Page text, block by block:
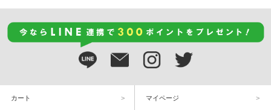
カート マイページ